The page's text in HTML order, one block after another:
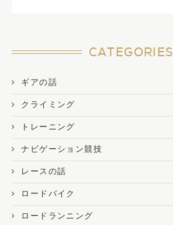
CATEGORIES
ギアの話
クライミング
トレーニング
ナビゲーション競技
レースの話
ロードバイク
ロードランニング